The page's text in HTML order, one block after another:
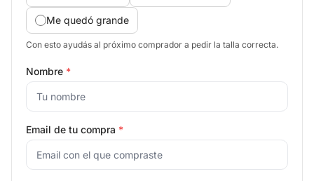
Me quedó grande
Con esto ayudás al próximo comprador a pedir la talla correcta.
Nombre *
Email de tu compra *